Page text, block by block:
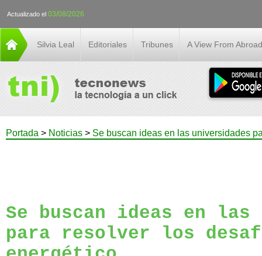
Actualizado el 03/08/2026
Silvia Leal Editoriales Tribunes A View From Abroad
Portada > Noticias > Se buscan ideas en las universidades
Se buscan ideas en las
para resolver los